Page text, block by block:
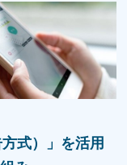
式）」を活⽤